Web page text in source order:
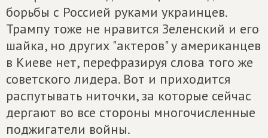
борьбы с Россией руками украинцев.
Трампу тоже не нравится Зеленский и его
шайка, но других "актеров" у американцев
в Киеве нет, перефразируя слова того же
советского лидера. Вот и приходится
распутывать ниточки, за которые сейчас
дергают во все стороны многочисленные
поджигатели войны.